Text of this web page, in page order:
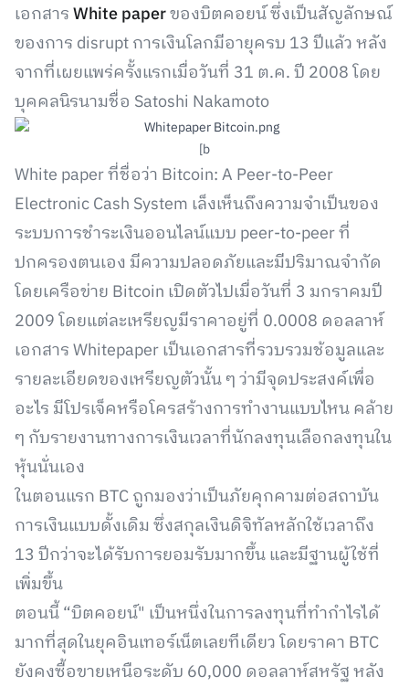
เอกสารWhite paperของบิตคอยน์ ซึ่งเป็นสัญลักษณ์
ของการ disrupt การเงินโลกมีอายุครบ 13 ปีแล้ว หลัง
จากที่เผยแพร่ครั้งแรกเมื่อวันที่ 31 ต.ค. ปี 2008 โดย
บุคคลนิรนามชื่อ Satoshi Nakamoto
[b
White paper ที่ชื่อว่า Bitcoin: A Peer-to-Peer
Electronic Cash System เล็งเห็นถึงความจำเป็นของ
ระบบการชำระเงินออนไลน์แบบ peer-to-peer ที่
ปกครองตนเอง มีความปลอดภัยและมีปริมาณจำกัด
โดยเครือข่าย Bitcoin เปิดตัวไปเมื่อวันที่ 3 มกราคมปี
2009 โดยแต่ละเหรียญมีราคาอยู่ที่ 0.0008 ดอลลาห์
เอกสาร Whitepaper เป็นเอกสารที่รวบรวมช้อมูลและ
รายละเอียดของเหรียญตัวนั้น ๆ ว่ามีจุดประสงค์เพื่อ
อะไร มีโปรเจ็คหรือโครสร้างการทำงานแบบไหน คล้าย
ๆ กับรายงานทางการเงินเวลาที่นักลงทุนเลือกลงทุนใน
หุ้นนั่นเอง
ในตอนแรก BTC ถูกมองว่าเป็นภัยคุกคามต่อสถาบัน
การเงินแบบดั้งเดิม ซึ่งสกุลเงินดิจิทัลหลักใช้เวลาถึง
13 ปีกว่าจะได้รับการยอมรับมากขึ้น และมีฐานผู้ใช้ที่
เพิ่มขึ้น
ตอนนี้ “บิตคอยน์" เป็นหนึ่งในการลงทุนที่ทำกำไรได้
มากที่สุดในยุคอินเทอร์เน็ตเลยทีเดียว โดยราคา BTC
ยังคงซื้อขายเหนือระดับ 60,000 ดอลลาห์สหรัฐ หลัง